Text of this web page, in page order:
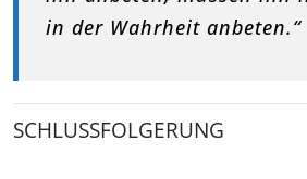
in der Wahrheit anbeten.“
SCHLUSSFOLGERUNG